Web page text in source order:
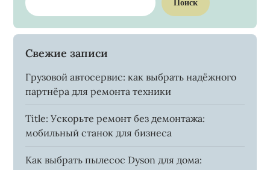
Поиск
Свежие записи
Грузовой автосервис: как выбрать надёжного
партнёра для ремонта техники
Title: Ускорьте ремонт без демонтажа:
мобильный станок для бизнеса
Как выбрать пылесос Dyson для дома: